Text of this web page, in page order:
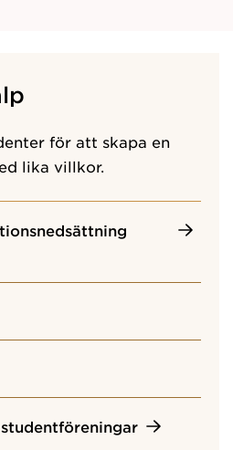
för att skapa en
lika villkor.